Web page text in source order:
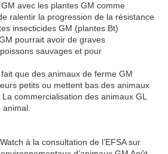
avec les plantes GM comme
ralentir la progression de la résistance
insecticides GM (plantes Bt)
pourrait avoir de graves
sauvages et pour
que des animaux de ferme GM
petits ou mettent bas des animaux
commercialisation des animaux GL
à la consultation de l’EFSA sur